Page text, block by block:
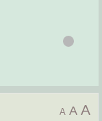
A A A